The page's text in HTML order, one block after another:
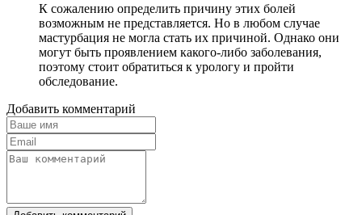
К сожалению определить причину этих болей
возможным не представляется. Но в любом случае
мастурбация не могла стать их причиной. Однако они
могут быть проявлением какого-либо заболевания,
поэтому стоит обратиться к урологу и пройти
обследование.
Добавить комментарий